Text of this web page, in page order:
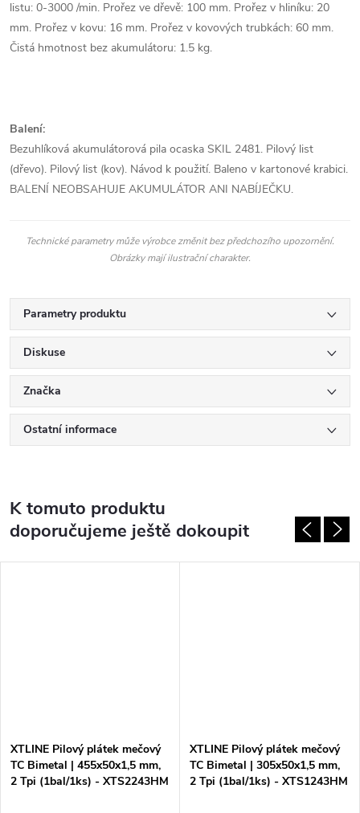
listu: 0-3000 /min. Prořez ve dřevě: 100 mm. Prořez v hliníku: 20
mm. Prořez v kovu: 16 mm. Prořez v kovových trubkách: 60 mm.
Čistá hmotnost bez akumulátoru: 1.5 kg.
Balení:
Bezuhlíková akumulátorová pila ocaska SKIL 2481. Pilový list
(dřevo). Pilový list (kov). Návod k použití. Baleno v kartonové krabici.
BALENÍ NEOBSAHUJE AKUMULÁTOR ANI NABÍJEČKU.
Technické parametry může výrobce změnit bez předchozího upozornění.
Obrázky mají ilustrační charakter.
Parametry produktu
Diskuse
Značka
Ostatní informace
K tomuto produktu
doporučujeme ještě dokoupit
XTLINE Pilový plátek mečový
TC Bimetal | 455x50x1,5 mm,
2 Tpi (1bal/1ks) - XTS2243HM
XTLINE Pilový plátek mečový
TC Bimetal | 305x50x1,5 mm,
2 Tpi (1bal/1ks) - XTS1243HM